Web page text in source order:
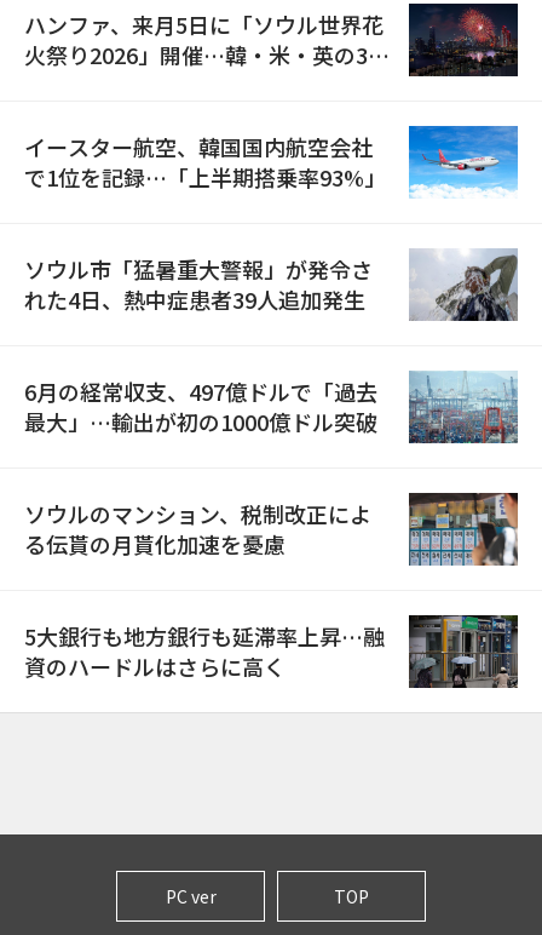
ハンファ、来月5日に「ソウル世界花
火祭り2026」開催…韓・米・英の3カ
イースター航空、韓国国内航空会社
で1位を記録…「上半期搭乗率93%」
ソウル市「猛暑重大警報」が発令さ
れた4日、熱中症患者39人追加発生
6月の経常収支、497億ドルで「過去
最大」…輸出が初の1000億ドル突破
ソウルのマンション、税制改正によ
る伝貰の月貰化加速を憂慮
5大銀行も地方銀行も延滞率上昇…融
資のハードルはさらに高く
PC ver TOP